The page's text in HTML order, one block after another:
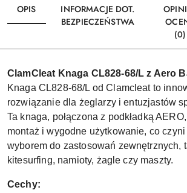
OPIS
INFORMACJE DOT.
BEZPIECZEŃSTWA
(0)
ClamCleat Knaga CL828-68/L z Aero
Knaga CL828-68/L od Clamcleat to
rozwiązanie dla żeglarzy i entuzjastów
Ta knaga, połączona z podkładką
montaż i wygodne użytkowanie, co
wyborem do zastosowań zewnętrznych,
kitesurfing, namioty, żagle czy maszty.
Cechy: